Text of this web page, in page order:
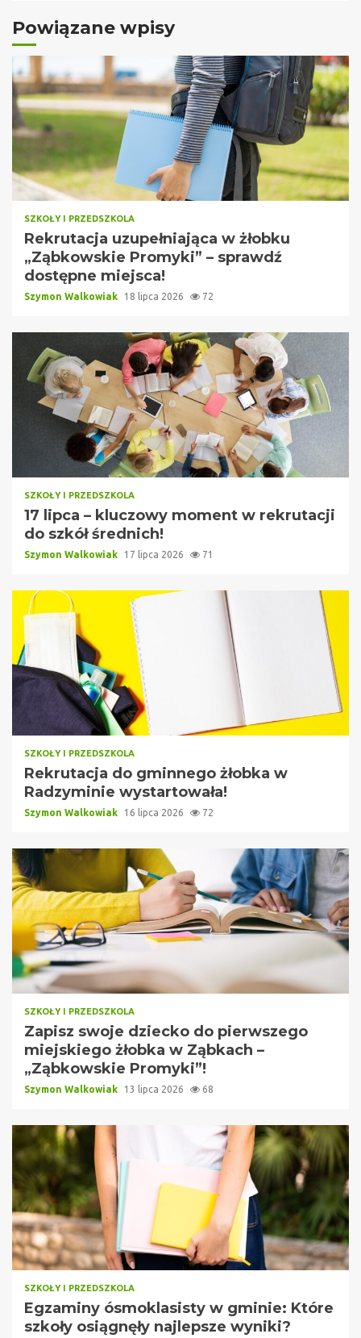
Powiązane wpisy
SZKOŁY I PRZEDSZKOLA
Rekrutacja uzupełniająca w żłobku
„Ząbkowskie Promyki” – sprawdź
dostępne miejsca!
Szymon Walkowiak 18 lipca 2026 72
SZKOŁY I PRZEDSZKOLA
17 lipca – kluczowy moment w rekrutacji
do szkół średnich!
Szymon Walkowiak 17 lipca 2026 71
SZKOŁY I PRZEDSZKOLA
Rekrutacja do gminnego żłobka w
Radzyminie wystartowała!
Szymon Walkowiak 16 lipca 2026 72
SZKOŁY I PRZEDSZKOLA
Zapisz swoje dziecko do pierwszego
miejskiego żłobka w Ząbkach –
„Ząbkowskie Promyki”!
Szymon Walkowiak 13 lipca 2026 68
SZKOŁY I PRZEDSZKOLA
Egzaminy ósmoklasisty w gminie: Które
szkoły osiągnęły najlepsze wyniki?